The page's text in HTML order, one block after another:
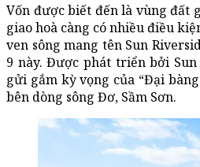
Vốn được biết đến là vùng đất
giao hoà càng có nhiều điều
ven sông mang tên Sun
9 này. Được phát triển bởi
gửi gắm kỳ vọng của “Đại
bên dòng sông Đơ, Sầm Sơn.